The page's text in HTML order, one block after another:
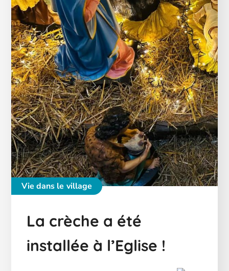
Vie dans le village
La crèche a été
installée à l’Eglise !